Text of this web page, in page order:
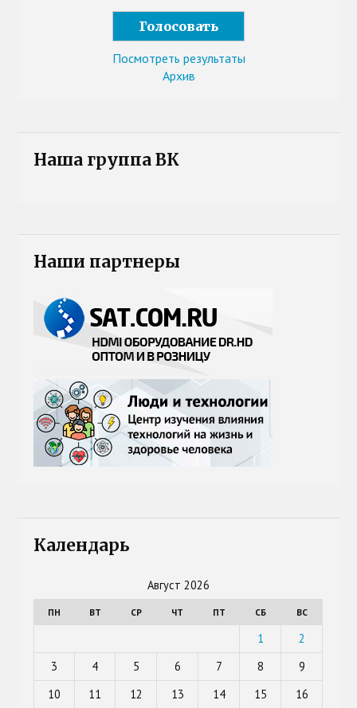
Посмотреть результаты
Архив
Наша группа ВК
Наши партнеры
Календарь
Август 2026
ПН ВТ СР ЧТ ПТ СБ ВС
1
2
3
4 5 6 7 8
9
10
11 12 13 14 15
16